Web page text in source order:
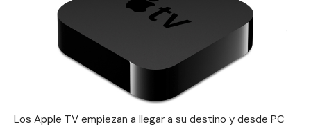
Los Apple TV empiezan a llegar a su destino y desde PC